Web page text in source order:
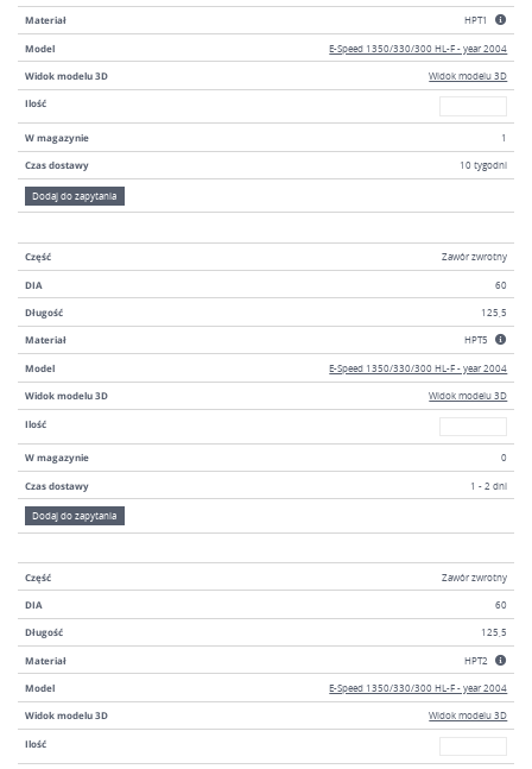
Materiał HPT1
Model E-Speed 1350/330/300 HL-F - year 2004
Widok modelu 3D Widok modelu 3D
Ilość
W magazynie 1
Czas dostawy 10 tygodni
Dodaj do zapytania
Część Zawór zwrotny
DIA 60
Długość 125,5
Materiał HPT5
Model E-Speed 1350/330/300 HL-F - year 2004
Widok modelu 3D Widok modelu 3D
Ilość
W magazynie 0
Czas dostawy 1 - 2 dni
Dodaj do zapytania
Część Zawór zwrotny
DIA 60
Długość 125,5
Materiał HPT2
Model E-Speed 1350/330/300 HL-F - year 2004
Widok modelu 3D Widok modelu 3D
Ilość